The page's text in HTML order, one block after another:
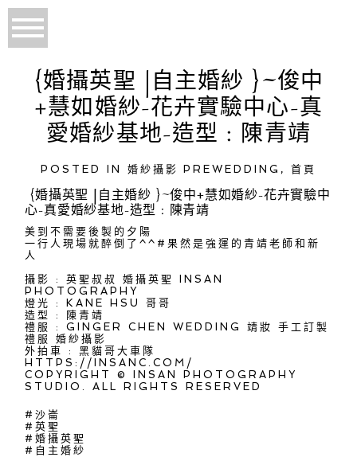
{婚攝英聖 |自主婚紗 }~俊中
+慧如婚紗-花卉實驗中心-真
愛婚紗基地-造型 : 陳青靖
POSTED IN 婚紗攝影 PREWEDDING ,首頁
{婚攝英聖 |自主婚紗 }~俊中+慧如婚紗-花卉實驗中
心-真愛婚紗基地-造型 : 陳青靖
美到不需要後製的夕陽
一行人現場就醉倒了^^ #果然是強運的青靖老師和新
人
攝影 : 英聖叔叔婚攝英聖 INSAN
PHOTOGRAPHY
燈光 :
KANE HSU
哥哥
造型 :
陳青靖
禮服 :GINGER CHEN WEDDING 靖妝 手工訂製
禮服 婚紗攝影
外拍車 : 黑貓哥大車隊
HTTPS://INSANC.COM/
COPYRIGHT © INSAN PHOTOGRAPHY
STUDIO. ALL RIGHTS RESERVED
#沙崙
#英聖
#婚攝英聖
#自主婚紗